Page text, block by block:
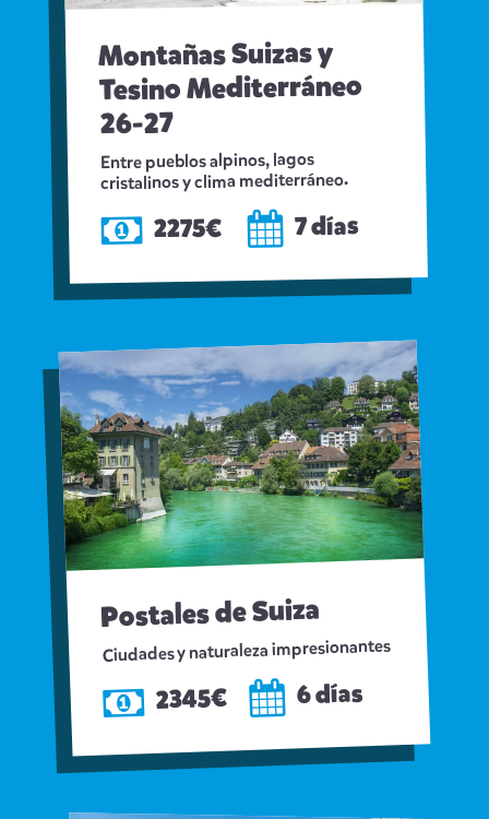
Montañas Suizas y
Tesino Mediterráneo
26-27
Entre pueblos alpinos, lagos
cristalinos y clima mediterráneo.
2275€ 7 días
Postales de Suiza
Ciudades y naturaleza impresionantes
2345€ 6 días